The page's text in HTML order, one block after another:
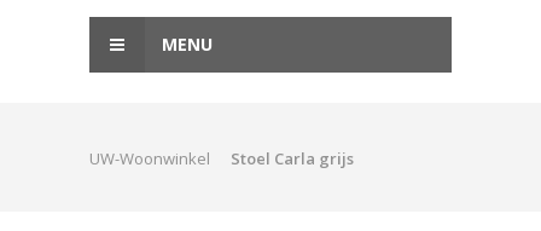
MENU
UW-Woonwinkel Stoel Carla grijs